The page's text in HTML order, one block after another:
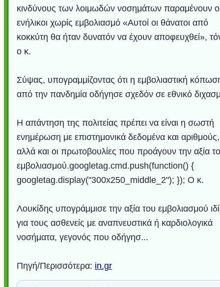
κινδύνους των λοιμωδών νοσημάτων παραμένουν
ενήλικοι χωρίς εμβολιασμό «Αυτοί οι θάνατοι από
κοκκύτη θα ήταν δυνατόν να έχουν αποφευχθεί»,
ο κ.
Σύψας, υπογραμμίζοντας ότι η εμβολιαστική
από την πανδημία οδήγησε σχεδόν σε εθνικό
Η απάντηση της πολιτείας πρέπει να είναι η σωστή
ενημέρωση με επιστημονικά δεδομένα και αριθμούς,
αλλά και οι πρωτοβουλίες που προάγουν την αξία
εμβολιασμού.googletag.cmd.push(function() {
googletag.display("300x250_middle_2"); }); Ο κ.
Λουκίδης υπογράμμισε την αξία του εμβολιασμού
για τους ασθενείς με αναπνευστικά ή καρδιολογικά
νοσήματα, γεγονός που οδήγησ...
Πηγή/Περισσότερα: in.gr